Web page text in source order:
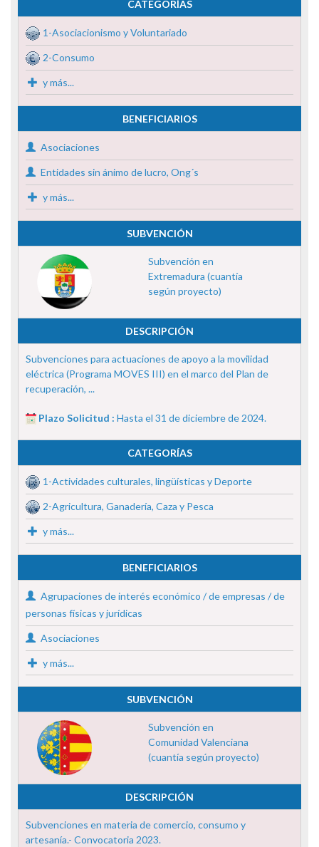
CATEGORÍAS
1-Asociacionismo y Voluntariado
2-Consumo
y más...
BENEFICIARIOS
Asociaciones
Entidades sin ánimo de lucro, Ong´s
y más...
SUBVENCIÓN
Subvención en
Extremadura (cuantía
según proyecto)
DESCRIPCIÓN
Subvenciones para actuaciones de apoyo a la movilidad
eléctrica (Programa MOVES III) en el marco del Plan de
recuperación, ...
Plazo Solicitud : Hasta el 31 de diciembre de 2024.
CATEGORÍAS
1-Actividades culturales, lingüísticas y Deporte
2-Agricultura, Ganadería, Caza y Pesca
y más...
BENEFICIARIOS
Agrupaciones de interés económico / de empresas / de
personas físicas y jurídicas
Asociaciones
y más...
SUBVENCIÓN
Subvención en
Comunidad Valenciana
(cuantía según proyecto)
DESCRIPCIÓN
Subvenciones en materia de comercio, consumo y
artesanía.- Convocatoria 2023.